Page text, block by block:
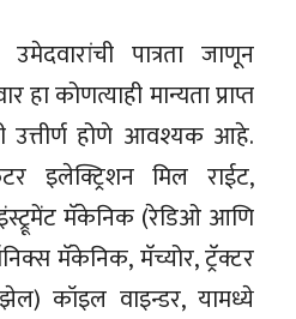
उमेदवारांची पात्रता जाणून
हा कोणत्याही मान्यता प्राप्त
उत्तीर्ण होणे आवश्यक आहे.
इलेक्ट्रिशन मिल राईट,
मॅकेनिक (रेडिओ आणि
मॅकेनिक, मॅच्योर, ट्रॅक्टर
कॉइल वाइन्डर, यामध्ये